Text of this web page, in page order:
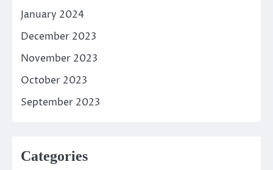
January 2024
December 2023
November 2023
October 2023
September 2023
Categories